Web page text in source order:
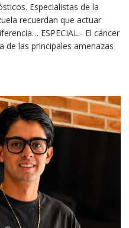
Especialistas de la
recuerdan que actuar
ESPECIAL.- El cáncer
de las principales amenazas